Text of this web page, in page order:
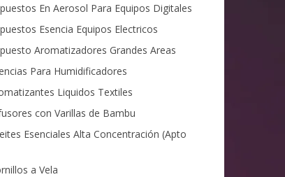
En Aerosol Para Equipos Digitales
Esencia Equipos Electricos
Aromatizadores Grandes Areas
Para Humidificadores
Liquidos Textiles
con Varillas de Bambu
Esenciales Alta Concentración (Apto
a Vela